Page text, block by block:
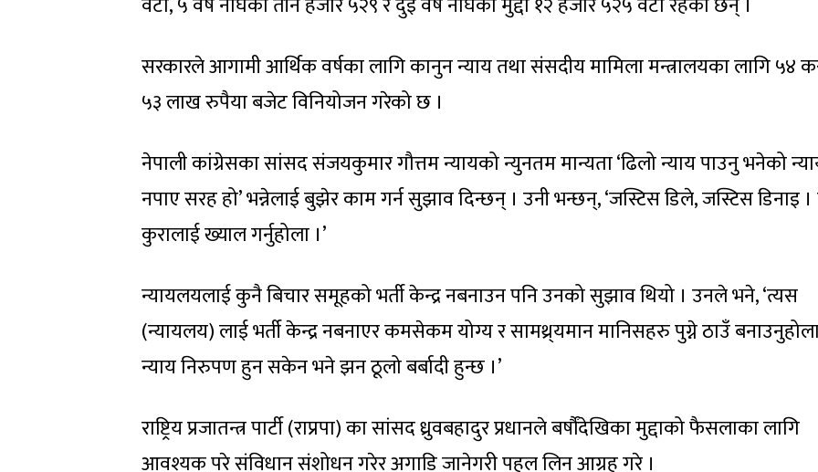
सरकारले आगामी आर्थिक वर्षका लागि कानुन न्याय तथा संसदीय मामिला मन्त्रालयका लागि ५४
५३ लाख रुपैया बजेट विनियोजन गरेको छ ।
नेपाली कांग्रेसका सांसद संजयकुमार गौत्तम न्यायको न्युनतम मान्यता ‘ढिलो न्याय पाउनु भनेको
नपाए सरह हो’ भन्नेलाई बुझेर काम गर्न सुझाव दिन्छन् । उनी भन्छन्, ‘जस्टिस डिले, जस्टिस डिनाइ ।
कुरालाई ख्याल गर्नुहोला ।’
न्यायलयलाई कुनै बिचार समूहको भर्ती केन्द्र नबनाउन पनि उनको सुझाव थियो । उनले भने, ‘त्यस
(न्यायलय) लाई भर्ती केन्द्र नबनाएर कमसेकम योग्य र सामथ्र्यमान मानिसहरु पुग्ने ठाउँ
न्याय निरुपण हुन सकेन भने झन ठूलो बर्बादी हुन्छ ।’
राष्ट्रिय प्रजातन्त्र पार्टी (राप्रपा) का सांसद ध्रुवबहादुर प्रधानले बर्षौंदेखिका मुद्दाको फैसलाका लागि
आवश्यक परे संविधान संशोधन गरेर अगाडि जानेगरी पहल लिन आग्रह गरे ।